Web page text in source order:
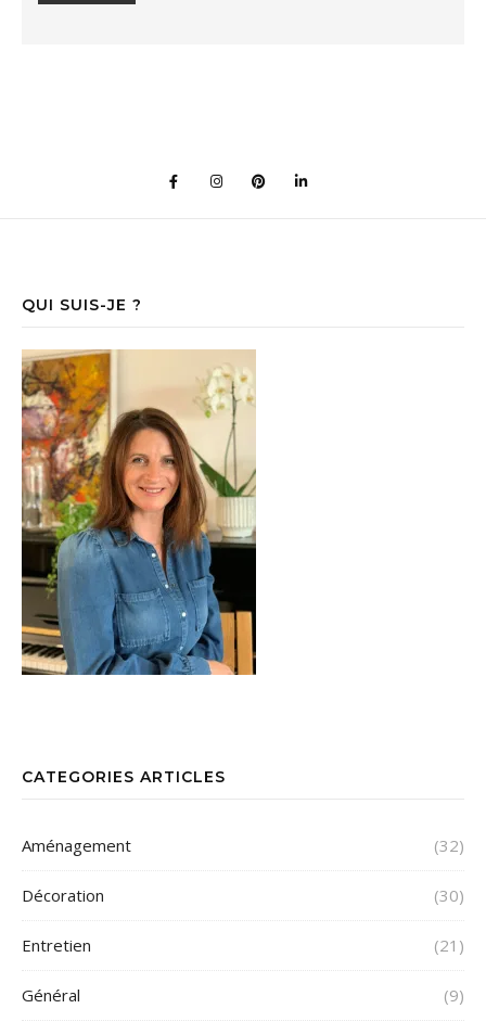
QUI SUIS-JE ?
CATEGORIES ARTICLES
Aménagement (32)
Décoration (30)
Entretien (21)
Général (9)